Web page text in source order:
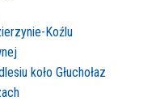
Koźlu
koło Głuchołaz